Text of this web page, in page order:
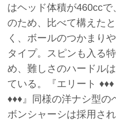
はヘッド体積が460cc
のため、比べて構えた
く、ボールのつかまり
タイプ。スピンも入る
め、難しさのハードル
ている。『エリート
♦♦♦』同様の洋ナシ型の
ボンシャーシは採用さ